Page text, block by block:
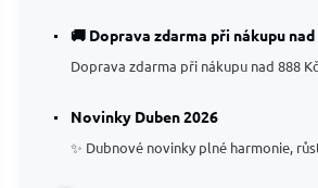
🚚 Doprava zdarma při nákupu nad
Doprava zdarma při nákupu nad 888
Novinky Duben 2026
✨ Dubnové novinky plné harmonie,